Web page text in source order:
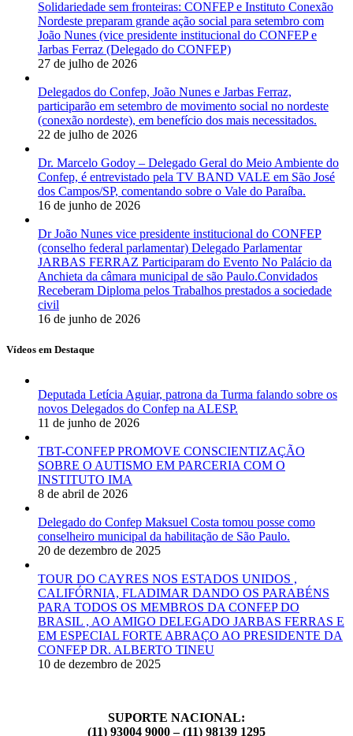
Solidariedade sem fronteiras: CONFEP e Instituto Conexão
Nordeste preparam grande ação social para setembro com
João Nunes (vice presidente institucional do CONFEP e
Jarbas Ferraz (Delegado do CONFEP)
27 de julho de 2026
Delegados do Confep, João Nunes e Jarbas Ferraz,
participarão em setembro de movimento social no nordeste
(conexão nordeste), em benefício dos mais necessitados.
22 de julho de 2026
Dr. Marcelo Godoy – Delegado Geral do Meio Ambiente do
Confep, é entrevistado pela TV BAND VALE em São José
dos Campos/SP, comentando sobre o Vale do Paraíba.
16 de junho de 2026
Dr João Nunes vice presidente institucional do CONFEP
(conselho federal parlamentar) Delegado Parlamentar
JARBAS FERRAZ Participaram do Evento No Palácio da
Anchieta da câmara municipal de são Paulo.Convidados
Receberam Diploma pelos Trabalhos prestados a sociedade
civil
16 de junho de 2026
Vídeos em Destaque
Deputada Letícia Aguiar, patrona da Turma falando sobre os
novos Delegados do Confep na ALESP.
11 de junho de 2026
TBT-CONFEP PROMOVE CONSCIENTIZAÇÃO
SOBRE O AUTISMO EM PARCERIA COM O
INSTITUTO IMA
8 de abril de 2026
Delegado do Confep Maksuel Costa tomou posse como
conselheiro municipal da habilitação de São Paulo.
20 de dezembro de 2025
TOUR DO CAYRES NOS ESTADOS UNIDOS ,
CALIFÓRNIA, FLADIMAR DANDO OS PARABÉNS
PARA TODOS OS MEMBROS DA CONFEP DO
BRASIL , AO AMIGO DELEGADO JARBAS FERRAS E
EM ESPECIAL FORTE ABRAÇO AO PRESIDENTE DA
CONFEP DR. ALBERTO TINEU
10 de dezembro de 2025
SUPORTE NACIONAL:
(11) 93004 9000 – (11) 98139 1295